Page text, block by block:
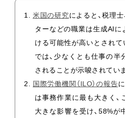
米国の研究によると、税理士
ターなどの職業は生成AIに
ける可能性が高いとされ
では、少なくとも仕事の
されることが示唆されていま
国際労働機関（ILO）の報告
は事務作業に最も大きく
大きな影響を受け、58%が